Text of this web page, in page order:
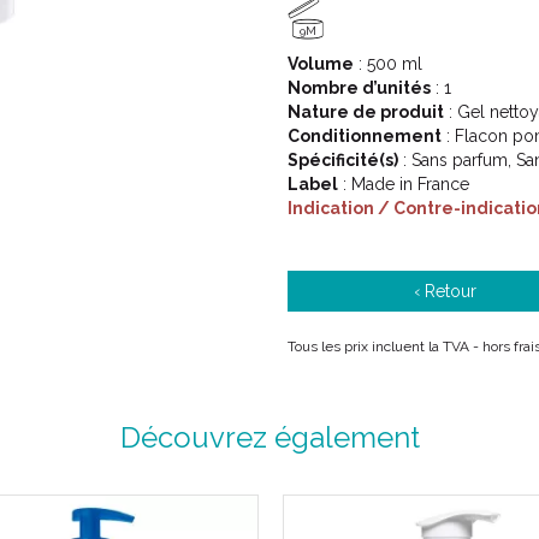
Ce gel-crème nettoyant et
quotidienne des peaux très
Sa mousse onctueuse nettoie la
Apaise
L’ Eau Thermale d’
apaise les peaux les plus
Nettoie
Sa base lavante extra-
2F préservent de l’ effet
9M
Volume : 500 ml
Nombre d’unités : 1
Nature de produit : Gel
Conditionnement : Flacon
Spécificité(s) : Sans parfum,
Label : Made in France
Indication / Contre-
‹ Retour
Tous les prix incluent la TVA - hors
Découvrez également